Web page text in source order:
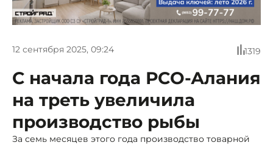
12 сентября 2025, 09:24 1319
С начала года РСО-Алания
на треть увеличила
производство рыбы
За семь месяцев этого года производство товарной